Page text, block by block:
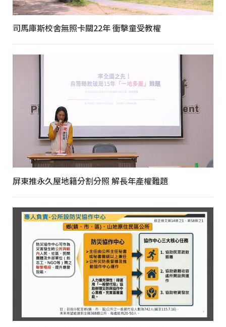
司馬庫斯校舍無照卡關22年 衝擊童受教權
屏東推永久屋地籍分割分照 解長年產權難題